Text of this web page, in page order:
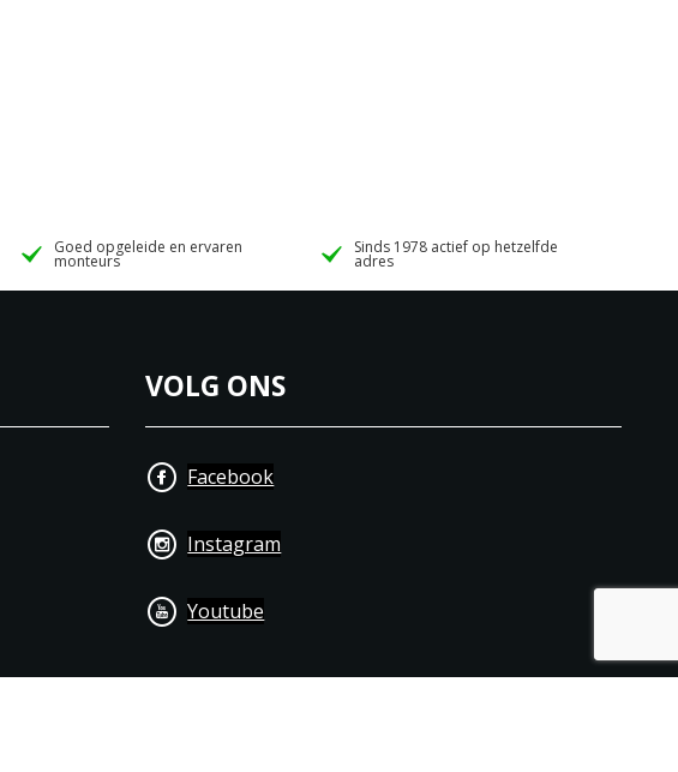
Goed opgeleide en ervaren
monteurs
Sinds 1978 actief op hetzelfde
adres
VOLG ONS
Facebook
Instagram
Youtube